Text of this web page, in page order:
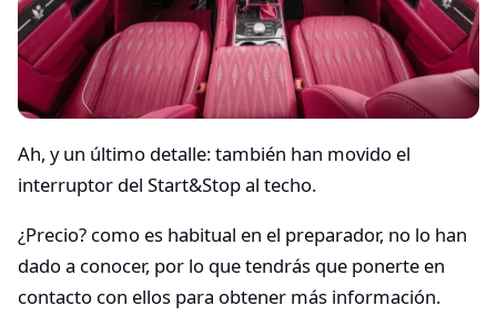
Ah, y un último detalle: también han movido el
interruptor del Start&Stop al techo.
¿Precio? como es habitual en el preparador, no lo han
dado a conocer, por lo que tendrás que ponerte en
contacto con ellos para obtener más información.